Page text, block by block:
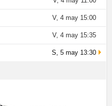
V, 4 may 15:00
V, 4 may 15:35
S, 5 may 13:30